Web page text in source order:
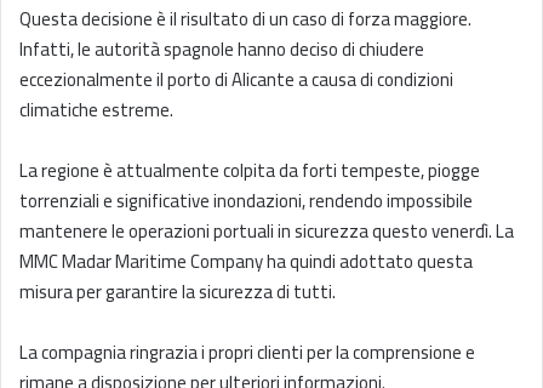
Questa decisione è il risultato di un caso di forza maggiore.
Infatti, le autorità spagnole hanno deciso di chiudere
eccezionalmente il porto di Alicante a causa di condizioni
climatiche estreme.
La regione è attualmente colpita da forti tempeste, piogge
torrenziali e significative inondazioni, rendendo impossibile
mantenere le operazioni portuali in sicurezza questo venerdì. La
MMC Madar Maritime Company ha quindi adottato questa
misura per garantire la sicurezza di tutti.
La compagnia ringrazia i propri clienti per la comprensione e